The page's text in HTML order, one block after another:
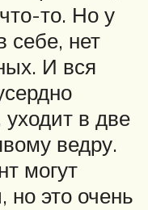
то. Но у
себе, нет
И вся
в две
ведру.
могут
это очень